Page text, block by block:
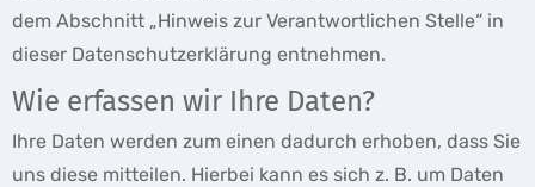
dem Abschnitt „Hinweis zur Verantwortlichen Stelle“ in
dieser Datenschutzerklärung entnehmen.
Wie erfassen wir Ihre Daten?
Ihre Daten werden zum einen dadurch erhoben, dass Sie
uns diese mitteilen. Hierbei kann es sich z. B. um Daten